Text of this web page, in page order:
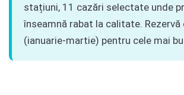
stațiuni, 11 cazări selectate unde
înseamnă rabat la calitate.
(ianuarie-martie) pentru cele mai